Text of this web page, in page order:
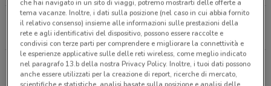
Via Alberto Lionello, 201 Roma
8.2 km
CHIUSO
Via Laurentina, 865 Roma
14.2 km
che hai navigato in un sito di viaggi, potremo mostrarti delle offerte a
tema vacanze. Inoltre, i dati sulla posizione (nel caso in cui abbia fornito
il relativo consenso) insieme alle informazioni sulle prestazioni della
rete e agli identificativi del dispositivo, possono essere raccolte e
condivisi con terze parti per comprendere e migliorare la connettività e
le esperienze applicative sulle delle reti wireless, come meglio indicato
nel paragrafo 13.b della nostra Privacy Policy. Inoltre, i tuoi dati possono
anche essere utilizzati per la creazione di report, ricerche di mercato,